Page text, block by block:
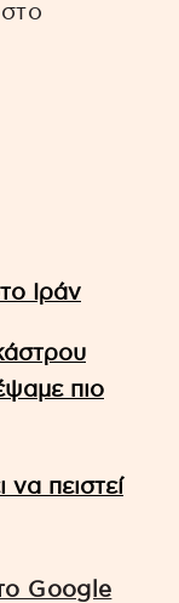
Ιράν
πιο
πειστεί
Google